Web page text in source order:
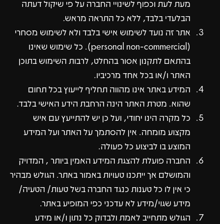
מעת לעת וכפוף לשינויי החברה על פי שיקול דעתה
הבלעדי בלבד, ללא כל התראה מראש.
אתר זה נועד לשימוש אישי בלבד ולא לשימוש מסחרי
(personal non-commercial). כל שימוש שאינו
בהתאם לתקנון אסור בהחלט, לרבות השימוש בתוכן
האתר ו/או בכל אחד מרכיביו.
המידע באתר אינו מהווה תחליף לייעוץ בכל תחום
שהוא. מטרת האתר הינה הרחבת הידע האישי בלבד.
כל מקרה הינו יחודי, ועל כן יש להתייעץ עם איש
מקצוע מומחה. אין להסתמך על האתר ועל המידע
המוצע בו לביצוע כל פעולה.
החברה פועלת להצגת המידע האמין ביותר , המדויק
והמושלם אך ייתכנו טעויות באמור באתר. הגולש מבהיר
כי אין לו כל טענות כנגד החברה בשל טעות/ הטעיה/
מידע שגוי/מידע לא עדכני כפי המופיע באתר.
הגולש מתחייב לאמת ולבדוק כל נתון ו/או מידע